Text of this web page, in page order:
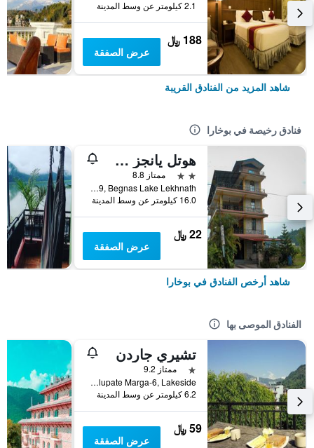
2.1 كيلومتر عن وسط المدينة
188 ﷼
عرض الصفقة
شاهد المزيد من الفنادق القريبة
فنادق رخيصة في بوخارا
هوتل يانجز ستوبا
2 نجمتين
ممتاز 8.8
Lekhnath-09, Begnas Lake Lekhnath, بوخارا, نيبال
16.0 كيلومتر عن وسط المدينة
22 ﷼
عرض الصفقة
شاهد أرخص الفنادق في بوخارا
الفنادق الموصى بها
تشيري جاردن
نجمة واحدة
ممتاز 9.2
Lalupate Marga-6, Lakeside, بوخارا, نيبال
6.2 كيلومتر عن وسط المدينة
59 ﷼
عرض الصفقة